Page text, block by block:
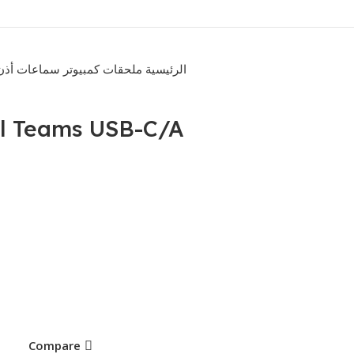
الرئيسية ملحقات كمبيوتر سماعات
USB-C/A
Compare